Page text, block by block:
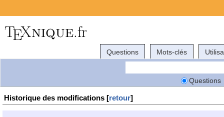
Questions Mots-clés
Questions
Historique des modifications [retour]